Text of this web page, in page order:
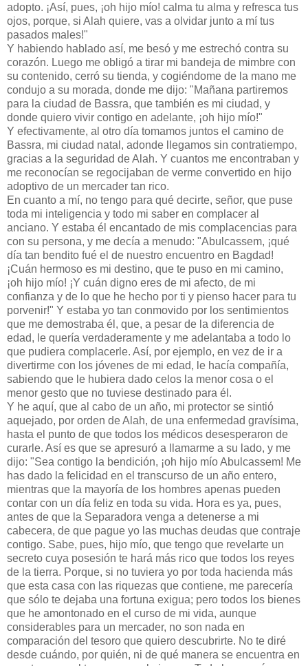
adopto. ¡Así, pues, ¡oh hijo mío! calma tu alma y refresca tus
ojos, porque, si Alah quiere, vas a olvidar junto a mí tus
pasados males!"
Y habiendo hablado así, me besó y me estrechó contra su
corazón. Luego me obligó a tirar mi bandeja de mimbre con
su contenido, cerró su tienda, y cogiéndome de la mano me
condujo a su morada, donde me dijo: "Mañana partiremos
para la ciudad de Bassra, que también es mi ciudad, y
donde quiero vivir contigo en adelante, ¡oh hijo mío!"
Y efectivamente, al otro día tomamos juntos el camino de
Bassra, mi ciudad natal, adonde llegamos sin contratiempo,
gracias a la seguridad de Alah. Y cuantos me encontraban y
me reconocían se regocijaban de verme convertido en hijo
adoptivo de un mercader tan rico.
En cuanto a mí, no tengo para qué decirte, señor, que puse
toda mi inteligencia y todo mi saber en complacer al
anciano. Y estaba él encantado de mis complacencias para
con su persona, y me decía a menudo: "Abulcassem, ¡qué
día tan bendito fué el de nuestro encuentro en Bagdad!
¡Cuán hermoso es mi destino, que te puso en mi camino,
¡oh hijo mío! ¡Y cuán digno eres de mi afecto, de mi
confianza y de lo que he hecho por ti y pienso hacer para tu
porvenir!" Y estaba yo tan conmovido por los sentimientos
que me demostraba él, que, a pesar de la diferencia de
edad, le quería verdaderamente y me adelantaba a todo lo
que pudiera complacerle. Así, por ejemplo, en vez de ir a
divertirme con los jóvenes de mi edad, le hacía compañía,
sabiendo que le hubiera dado celos la menor cosa o el
menor gesto que no tuviese destinado para él.
Y he aquí, que al cabo de un año, mi protector se sintió
aquejado, por orden de Alah, de una enfermedad gravísima,
hasta el punto de que todos los médicos desesperaron de
curarle. Así es que se apresuró a llamarme a su lado, y me
dijo: "Sea contigo la bendición, ¡oh hijo mío Abulcassem! Me
has dado la felicidad en el transcurso de un año entero,
mientras que la mayoría de los hombres apenas pueden
contar con un día feliz en toda su vida. Hora es ya, pues,
antes de que la Separadora venga a detenerse a mi
cabecera, de que pague yo las muchas deudas que contraje
contigo. Sabe, pues, hijo mío, que tengo que revelarte un
secreto cuya posesión te hará más rico que todos los reyes
de la tierra. Porque, si no tuviera yo por toda hacienda más
que esta casa con las riquezas que contiene, me parecería
que sólo te dejaba una fortuna exigua; pero todos los bienes
que he amontonado en el curso de mi vida, aunque
considerables para un mercader, no son nada en
comparación del tesoro que quiero descubrirte. No te diré
desde cuándo, por quién, ni de qué manera se encuentra en